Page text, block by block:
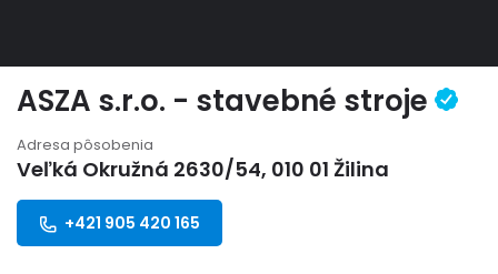
ASZA s.r.o. - stavebné stroje
Adresa pôsobenia
Veľká Okružná 2630/54, 010 01 Žilina
+421 905 420 165